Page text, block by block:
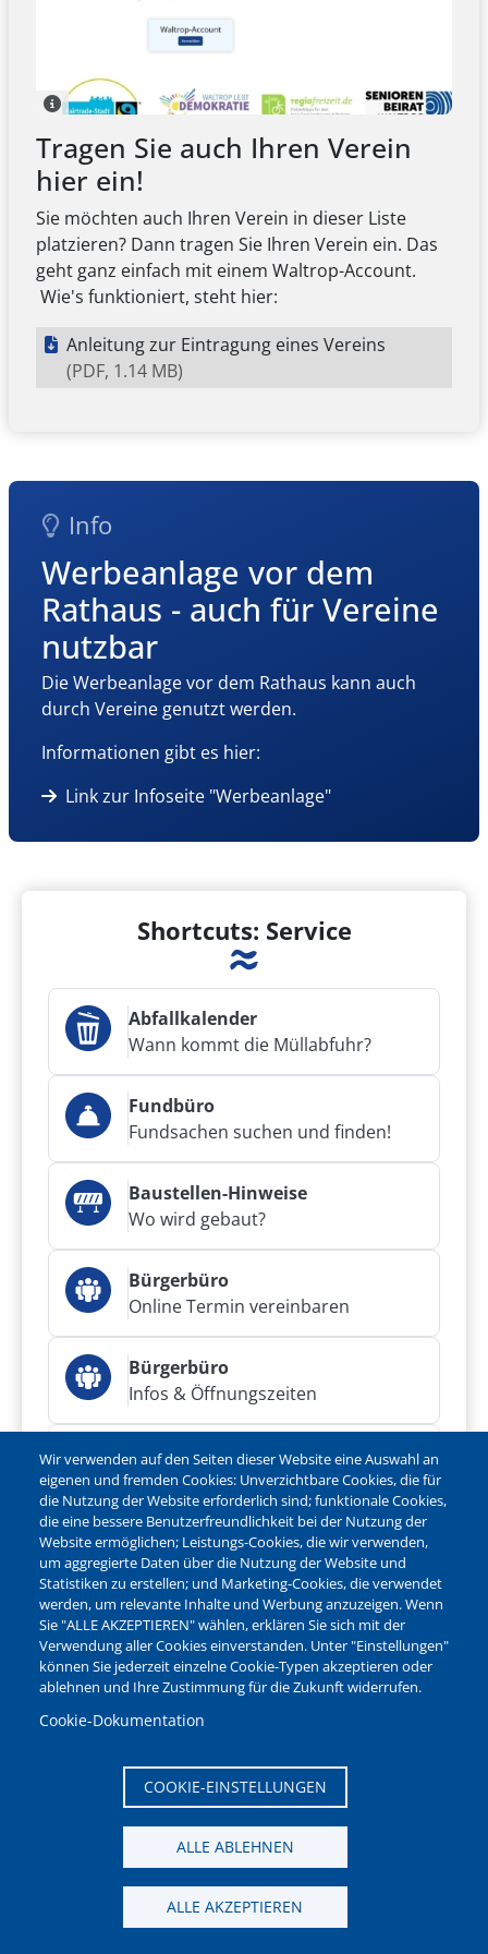
Tragen Sie auch Ihren Verein
hier ein!
Sie möchten auch Ihren Verein in dieser Liste
platzieren? Dann tragen Sie Ihren Verein ein. Das
geht ganz einfach mit einem Waltrop-Account.
Wie's funktioniert, steht hier:
Anleitung zur Eintragung eines Vereins
(PDF, 1.14 MB)
Info
Werbeanlage vor dem
Rathaus - auch für Vereine
nutzbar
Die Werbeanlage vor dem Rathaus kann auch
durch Vereine genutzt werden.
Informationen gibt es hier:
Link zur Infoseite "Werbeanlage"
Shortcuts: Service
Abfallkalender
Wann kommt die Müllabfuhr?
Fundbüro
Fundsachen suchen und finden!
Baustellen-Hinweise
Wo wird gebaut?
Bürgerbüro
Online Termin vereinbaren
Bürgerbüro
Infos & Öffnungszeiten
Bürgerservice
Leistungen von A-Z
Ganz ohne Termin!
Online-Serviceportal
Ideen- und Mängelmelder
Bequem Bescheid geben!
Sperrmüll?
News aus den Bereichen:
Wir verwenden auf den Seiten dieser Website eine Auswahl an
eigenen und fremden Cookies: Unverzichtbare Cookies, die für
die Nutzung der Website erforderlich sind; funktionale Cookies,
die eine bessere Benutzerfreundlichkeit bei der Nutzung der
Website ermöglichen; Leistungs-Cookies, die wir verwenden,
um aggregierte Daten über die Nutzung der Website und
Statistiken zu erstellen; und Marketing-Cookies, die verwendet
werden, um relevante Inhalte und Werbung anzuzeigen. Wenn
Sie "ALLE AKZEPTIEREN" wählen, erklären Sie sich mit der
Verwendung aller Cookies einverstanden. Unter "Einstellungen"
können Sie jederzeit einzelne Cookie-Typen akzeptieren oder
ablehnen und Ihre Zustimmung für die Zukunft widerrufen.
Cookie-Dokumentation
COOKIE-EINSTELLUNGEN
ALLE ABLEHNEN
ALLE AKZEPTIEREN